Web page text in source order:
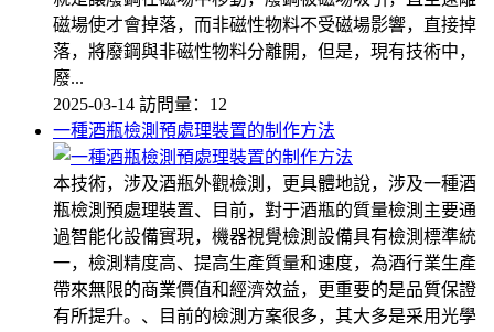
磁場使才會掉落，而非磁性物料不受磁場影響，直接掉
落，將廢鋼與非磁性物料分離開，但是，現有技術中，
廢...
2025-03-14 訪問量：12
一種酒瓶檢測預處理裝置的制作方法
本技術，涉及酒瓶外觀檢測，更具體地說，涉及一種酒
瓶檢測預處理裝置、目前，對于酒瓶的質量檢測主要通
過智能化設備實現，機器視覺檢測設備具有檢測標準統
一，檢測精度高、提高生產質量和速度，為酒行業生產
帶來無限的商業價值和經濟效益，更重要的是品質保證
有所提升。、目前的檢測方案很多，其大多是采用光學